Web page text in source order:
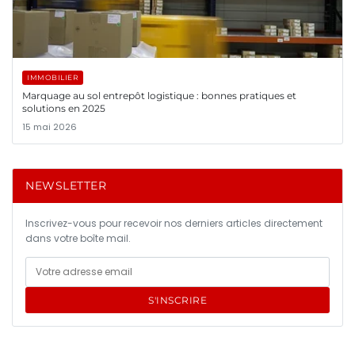
IMMOBILIER
Marquage au sol entrepôt logistique : bonnes pratiques et
solutions en 2025
15 mai 2026
NEWSLETTER
Inscrivez-vous pour recevoir nos derniers articles directement
dans votre boîte mail.
S'INSCRIRE